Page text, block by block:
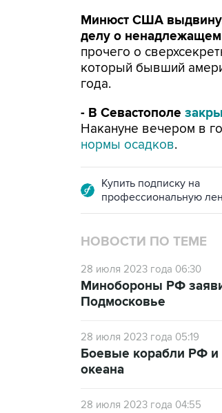
Минюст США
делу о
прочего о
который бывший
года.
- В Севастополе
Накануне вечером в
нормы осадков.
Купить подписку на
профессиональную
НОВОСТИ ПО ТЕМЕ
28 июля 2023 года 06:30
Минобороны РФ
Подмосковье
28 июля 2023 года 05:19
Боевые корабли РФ и
океана
28 июля 2023 года 04:55